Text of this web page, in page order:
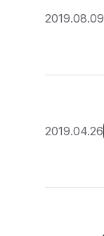
2019.08.09
2019.04.26